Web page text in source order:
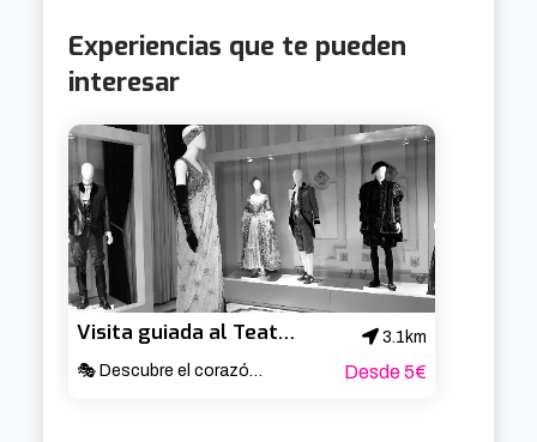
Experiencias que te pueden
interesar
Visita guiada al Teatro Arriaga
3.1km
🎭 Descubre el corazón cultural de Bilbao ✨
Desde 5€